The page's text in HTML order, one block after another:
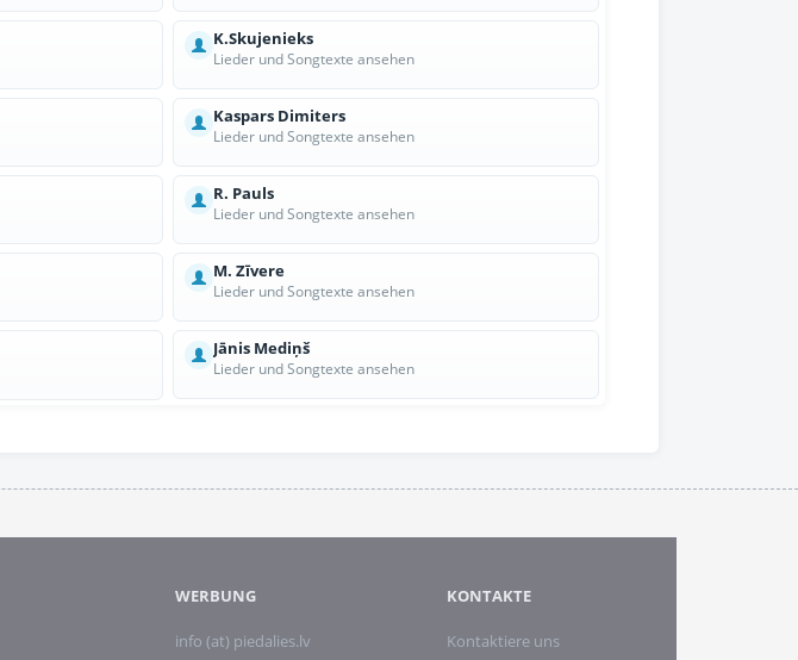
K.Skujenieks
Lieder und Songtexte ansehen
Kaspars Dimiters
Lieder und Songtexte ansehen
R. Pauls
Lieder und Songtexte ansehen
M. Zīvere
Lieder und Songtexte ansehen
Jānis Mediņš
Lieder und Songtexte ansehen
WERBUNG
info (at) piedalies.lv
KONTAKTE
Kontaktiere uns